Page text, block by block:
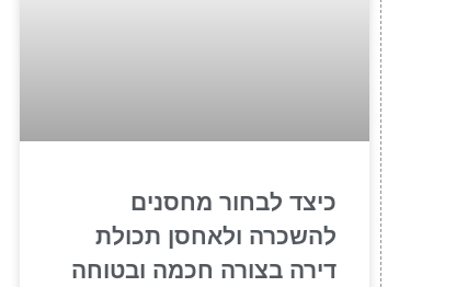
כיצד לבחור מחסנים
להשכרה ולאחסן תכולת
דירה בצורה חכמה ובטוחה